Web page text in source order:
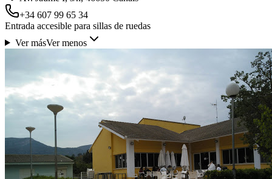
+34 607 99 65 34
Entrada accesible para sillas de ruedas
Ver másVer menos